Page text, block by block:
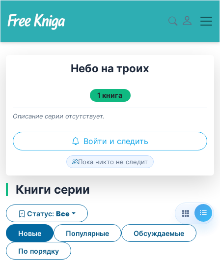
Небо на троих
1 книга
Описание серии отсутствует.
Войти и следить
Пока никто не следит
Книги серии
Новые Популярные Обсуждаемые
По порядку
Статус: Все